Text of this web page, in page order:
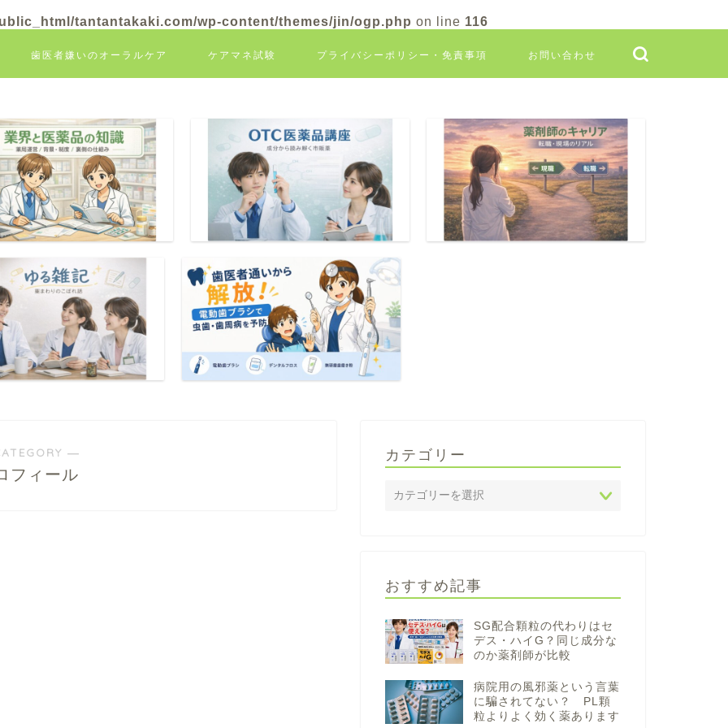
tantantakaki.com/wp-content/themes/jin/ogp.php on line 116
歯医者嫌いのオーラルケア ケアマネ試験 プライバシーポリシー・免責事項 お問い合わせ
―
フィール
カテゴリー
おすすめ記事
SG配合顆粒の代わりはセ
デス・ハイG？同じ成分な
のか薬剤師が比較
病院用の風邪薬という言葉
に騙されてない？ PL顆
粒よりよく効く薬あります